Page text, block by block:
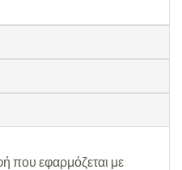
που εφαρμόζεται με